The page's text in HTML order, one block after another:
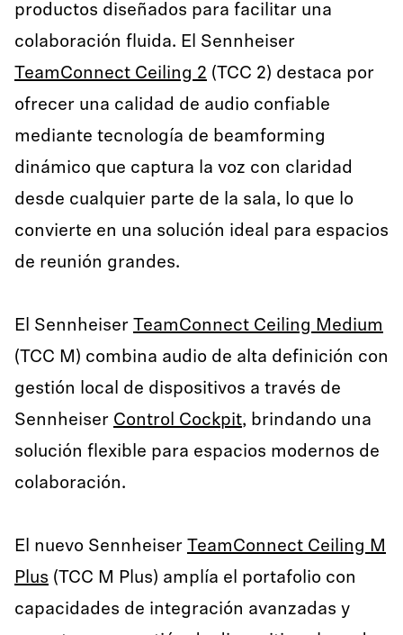
productos diseñados para facilitar una
colaboración fluida. El Sennheiser
TeamConnect Ceiling 2 (TCC 2) destaca por
ofrecer una calidad de audio confiable
mediante tecnología de beamforming
dinámico que captura la voz con claridad
desde cualquier parte de la sala, lo que lo
convierte en una solución ideal para espacios
de reunión grandes.
El Sennheiser TeamConnect Ceiling Medium
(TCC M) combina audio de alta definición con
gestión local de dispositivos a través de
Sennheiser Control Cockpit, brindando una
solución flexible para espacios modernos de
colaboración.
El nuevo Sennheiser TeamConnect Ceiling M
Plus (TCC M Plus) amplía el portafolio con
capacidades de integración avanzadas y